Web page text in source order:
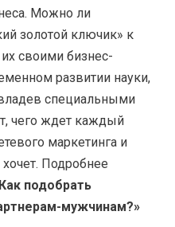
Можно ли
золотой ключик» к
своими бизнес-
развитии науки,
специальными
чего ждет каждый
маркетинга и
Подробнее
Как подобрать
мужчинам?»